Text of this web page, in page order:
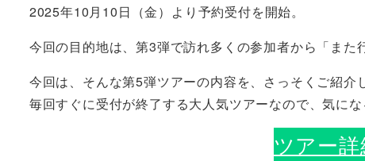
2025年10月10日（金）より予約受付を開始。
今回の目的地は、第3弾で訪れ多くの参加者から「また
今回は、そんな第5弾ツアーの内容を、さっそくご紹介
毎回すぐに受付が終了する大人気ツアーなので、気に
ツアー